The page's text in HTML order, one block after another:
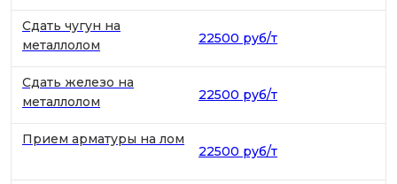
Сдать чугун на
металлолом
22500 руб/т
Сдать железо на
металлолом
22500 руб/т
Прием арматуры на лом
22500 руб/т